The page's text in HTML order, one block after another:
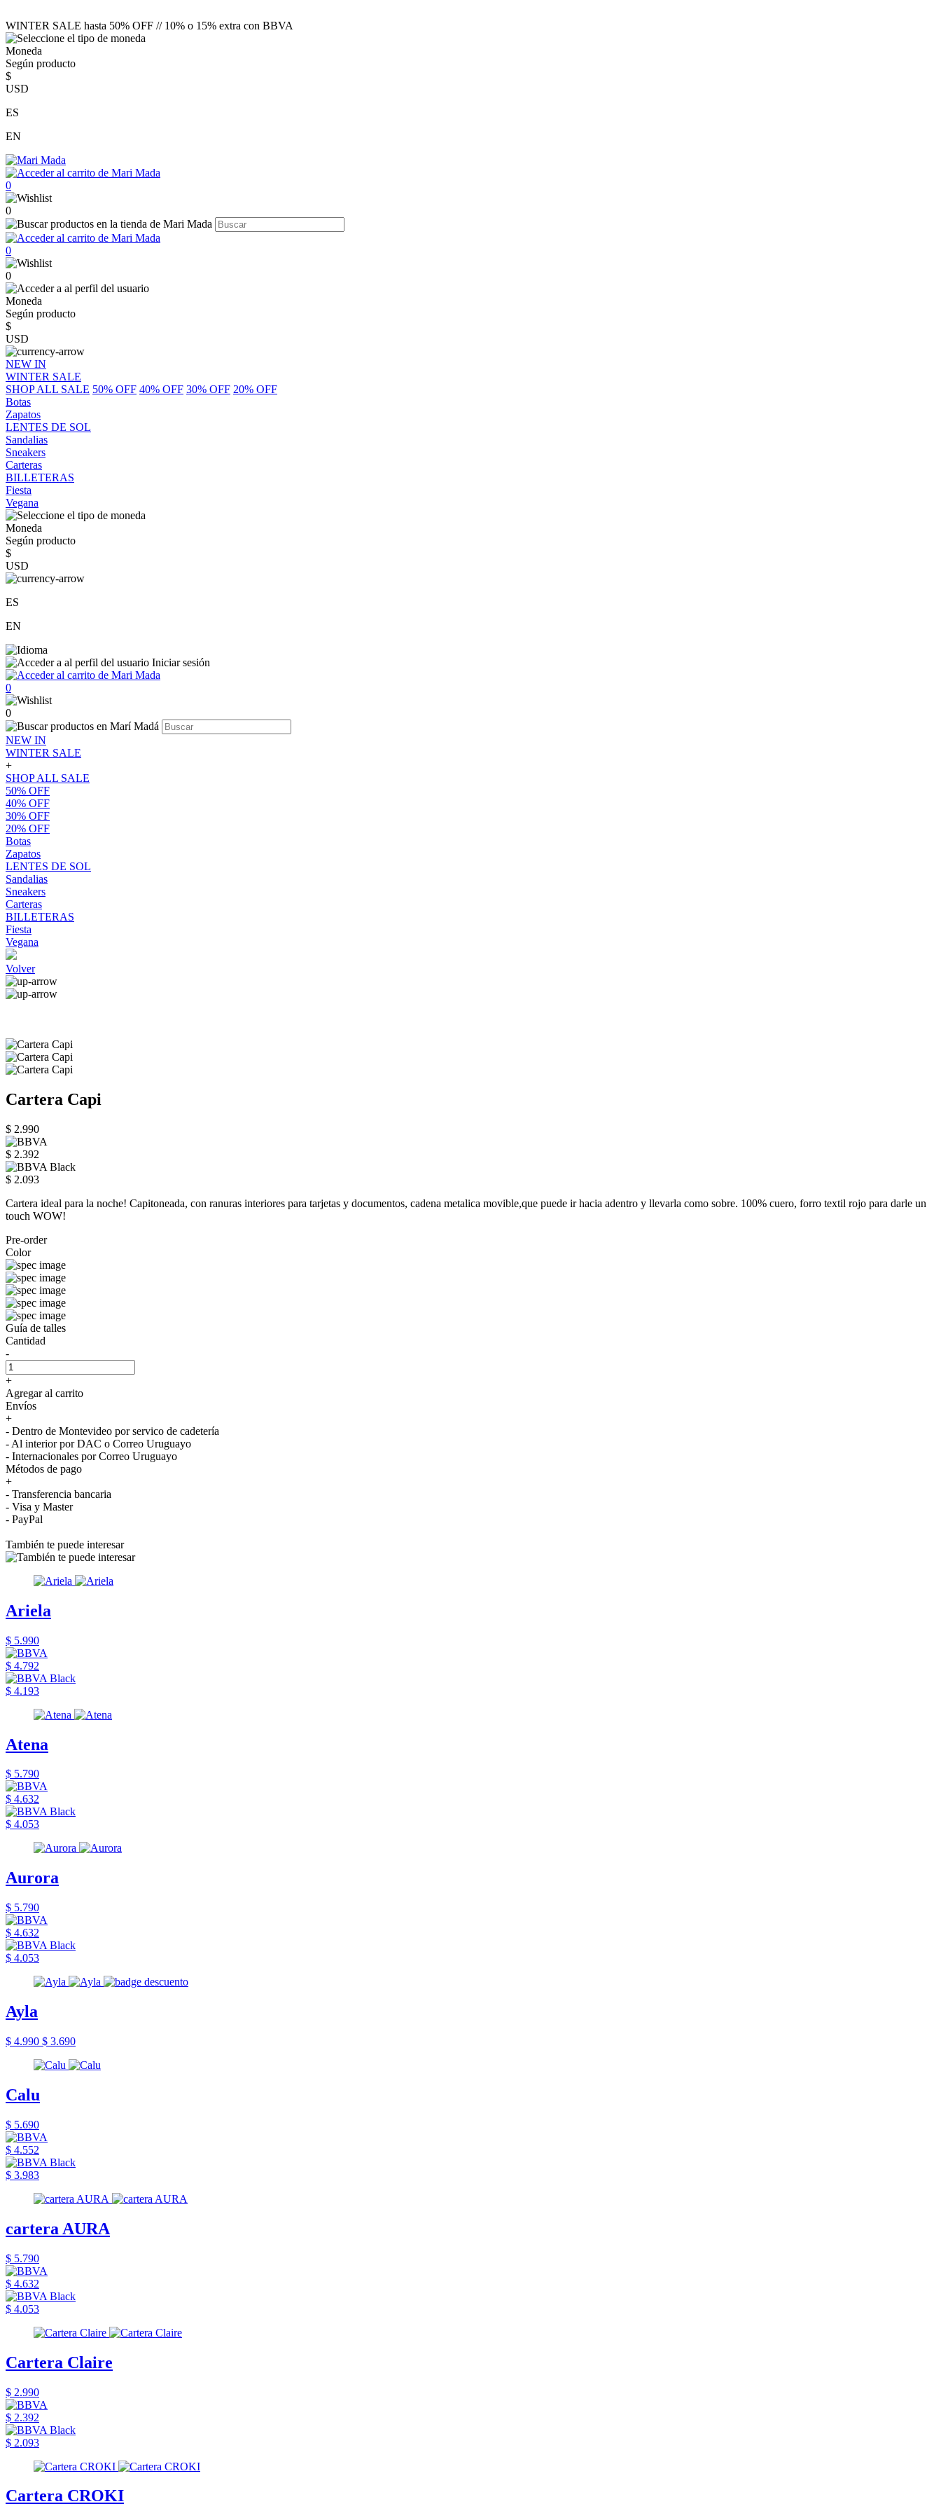
WINTER SALE hasta 50% OFF // 10% o 15% extra con BBVA
Moneda
Según producto
$
USD
ES
EN
0
0
0
0
Moneda
Según producto
$
USD
NEW IN
WINTER SALE
SHOP ALL SALE 50% OFF 40% OFF 30% OFF 20% OFF
Botas
Zapatos
LENTES DE SOL
Sandalias
Sneakers
Carteras
BILLETERAS
Fiesta
Vegana
Moneda
Según producto
$
USD
ES
EN
Iniciar sesión
0
0
NEW IN
WINTER SALE
+
SHOP ALL SALE
50% OFF
40% OFF
30% OFF
20% OFF
Botas
Zapatos
LENTES DE SOL
Sandalias
Sneakers
Carteras
BILLETERAS
Fiesta
Vegana
Volver
Cartera Capi
$ 2.990
$ 2.392
$ 2.093
Cartera ideal para la noche! Capitoneada, con ranuras interiores para tarjetas y documentos, cadena metalica movible,que puede ir hacia adentro y llevarla como sobre. 100% cuero, forro textil rojo para darle un
touch WOW!
Pre-order
Color
Guía de talles
Cantidad
-
+
Agregar al carrito
Envíos
+
- Dentro de Montevideo por servico de cadetería
- Al interior por DAC o Correo Uruguayo
- Internacionales por Correo Uruguayo
Métodos de pago
+
- Transferencia bancaria
- Visa y Master
- PayPal
También te puede interesar
Ariela
$ 5.990
$ 4.792
$ 4.193
Atena
$ 5.790
$ 4.632
$ 4.053
Aurora
$ 5.790
$ 4.632
$ 4.053
Ayla
$ 4.990 $ 3.690
Calu
$ 5.690
$ 4.552
$ 3.983
cartera AURA
$ 5.790
$ 4.632
$ 4.053
Cartera Claire
$ 2.990
$ 2.392
$ 2.093
Cartera CROKI